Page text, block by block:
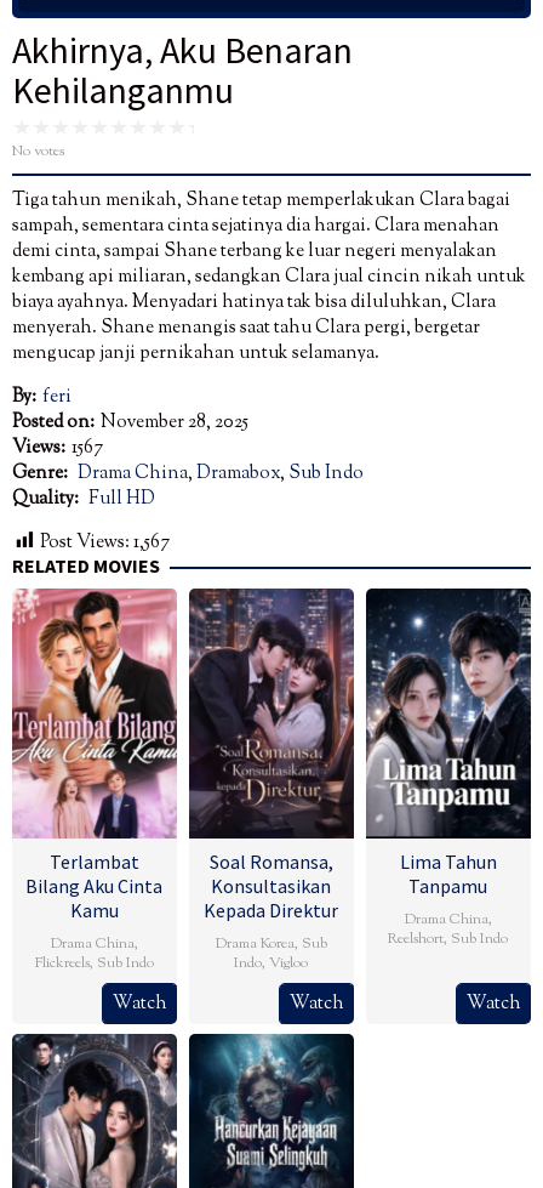
Akhirnya, Aku Benaran
Kehilanganmu
No votes
Tiga tahun menikah, Shane tetap memperlakukan Clara bagai
sampah, sementara cinta sejatinya dia hargai. Clara menahan
demi cinta, sampai Shane terbang ke luar negeri menyalakan
kembang api miliaran, sedangkan Clara jual cincin nikah untuk
biaya ayahnya. Menyadari hatinya tak bisa diluluhkan, Clara
menyerah. Shane menangis saat tahu Clara pergi, bergetar
mengucap janji pernikahan untuk selamanya.
By: feri
Posted on: November 28, 2025
Views: 1567
Genre: Drama China,Dramabox, Sub Indo
Quality: Full HD
Post Views:1,567
RELATED MOVIES
Terlambat
Bilang Aku Cinta
Kamu
Drama China,
Flickreels, Sub Indo
Watch
Soal Romansa,
Konsultasikan
Kepada Direktur
Drama Korea, Sub
Indo,Vigloo
Watch
Lima Tahun
Tanpamu
Drama China,
Reelshort, Sub Indo
Watch